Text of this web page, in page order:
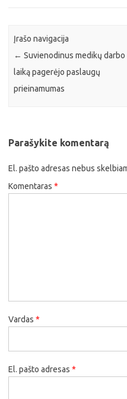
Įrašo navigacija
← Suvienodinus medikų darbo
laiką pagerėjo paslaugų
prieinamumas
Parašykite komentarą
El. pašto adresas nebus
Komentaras *
Vardas *
El. pašto adresas *